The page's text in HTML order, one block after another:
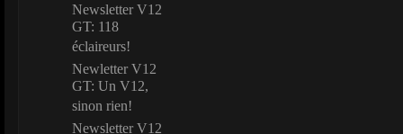
Newsletter V12
GT: 118
éclaireurs!
Newletter V12
GT: Un V12,
sinon rien!
Newsletter V12